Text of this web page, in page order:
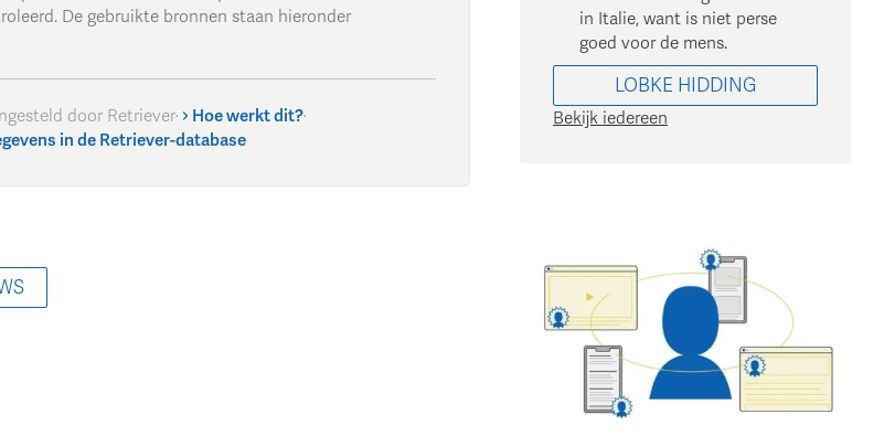
De gebruikte bronnen staan hieronder
door Retriever· Hoe werkt dit?·
in de Retriever-database
in Italie, want is niet perse
goed voor de mens.
LOBKE HIDDING
Bekijk iedereen